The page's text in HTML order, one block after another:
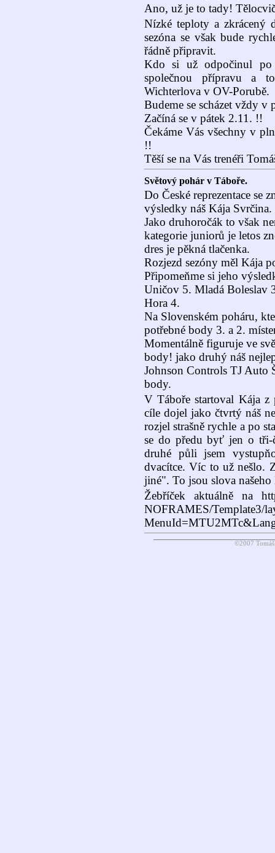
Ano, už je to tady!
Nízké teploty a zkrácený
sezóna se však bude
řádně připravit.
Kdo si už odpočinul po
společnou přípravu a
Wichterlova v OV-Porubě.
Budeme se scházet vždy
Začíná se v pátek 2.11. !!
Čekáme Vás všechny v
!!
Těší se na Vás trenéři
Světový pohár v Táboře.
Do České reprezentace se
výsledky náš Kája Svrčina.
Jako druhoročák to však
kategorie juniorů je letos
dres je pěkná tlačenka.
Rozjezd sezóny měl Kája
Připomeňme si jeho
Uničov 5. Mladá Boleslav
Hora 4.
Na Slovenském poháru,
potřebné body 3. a 2.
Momentálně figuruje ve
body! jako druhý náš
Johnson Controls TJ Auto
body.
V Táboře startoval Kája
cíle dojel jako čtvrtý náš
rozjel strašně rychle a po
se do předu byť jen o
druhé půli jsem
dvacítce. Víc to už nešlo.
jiné". To jsou slova našeho
Žebříček aktuálně na
NOFRAMES/Template3/
©2007